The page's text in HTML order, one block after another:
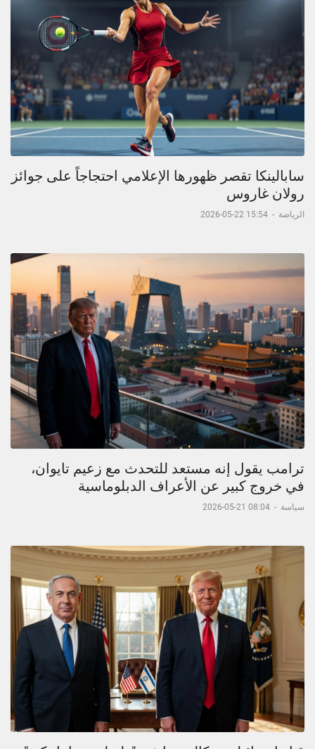
سابالينكا تقصر ظهورها الإعلامي احتجاجاً على جوائز
رولان غاروس
الرياضة -
15:54 22-05-2026
ترامب يقول إنه مستعد للتحدث مع زعيم تايوان،
في خروج كبير عن الأعراف الدبلوماسية
سياسة -
08:04 21-05-2026